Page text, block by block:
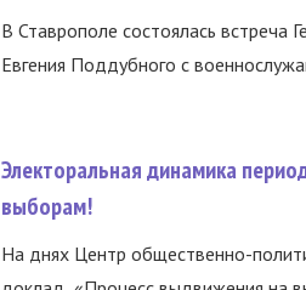
В Ставрополе состоялась встреча
Евгения Поддубного с
Электоральная динамика
выборам!
На днях Центр общественно-